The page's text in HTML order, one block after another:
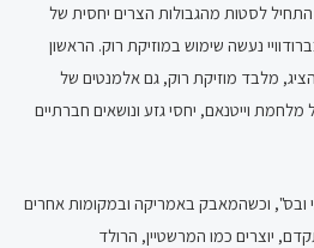
התחיל לסטות מהגבולות הצרים יחסית של
נעשה שימוש במוזיקת רוק. הראשון
מלבד מוזיקת רוק, גם אלמנטים של
מלחמת וייטנאם, יחסי גזע ונושאים חברתיים
ובס", וכשהמאבק באמריקה ובמקומות אחרים
יוצרים כמו המרשטיין, הרולד